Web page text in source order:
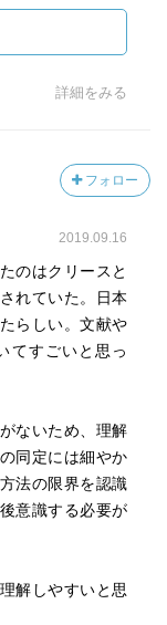
を考えた
果を経験的に同
（
http://socio-
る！），参加者
書会），それを
），という知の
本流に参加する
詳細をみる
フォロー
2019.09.16
のはクリースと
れていた。日本
らしい。文献や
てすごいと思っ
ないため、理解
同定には細やか
法の限界を認識
意識する必要が
解しやすいと思